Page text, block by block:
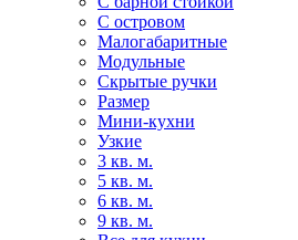
С островом
Малогабаритные
Модульные
Скрытые ручки
Размер
Мини-кухни
Узкие
3 кв. м.
5 кв. м.
6 кв. м.
9 кв. м.